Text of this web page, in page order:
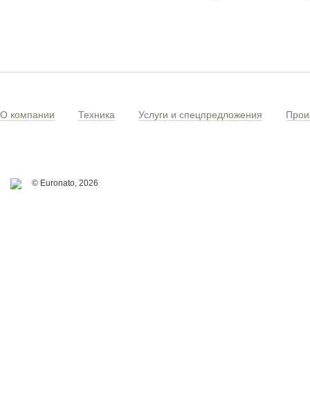
О компании Техника Услуги и спецпредложения
© Euronato, 2026